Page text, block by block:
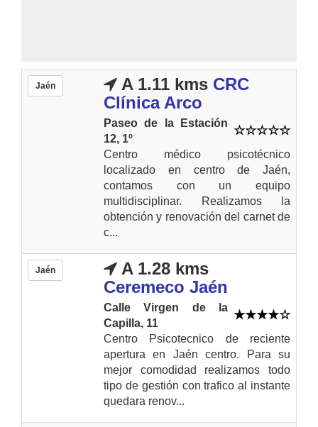
Jaén A 1.11 kms CRC
Clínica Arco
Paseo de la Estación
12, 1º
Centro médico psicotécnico
localizado en centro de Jaén,
contamos con un equipo
multidisciplinar. Realizamos la
obtención y renovación del carnet de
c...
Jaén
A 1.28 kms
Ceremeco Jaén
Calle Virgen de la
Capilla, 11
Centro Psicotecnico de reciente
apertura en Jaén centro. Para su
mejor comodidad realizamos todo
tipo de gestión con trafico al instante
quedara renov...